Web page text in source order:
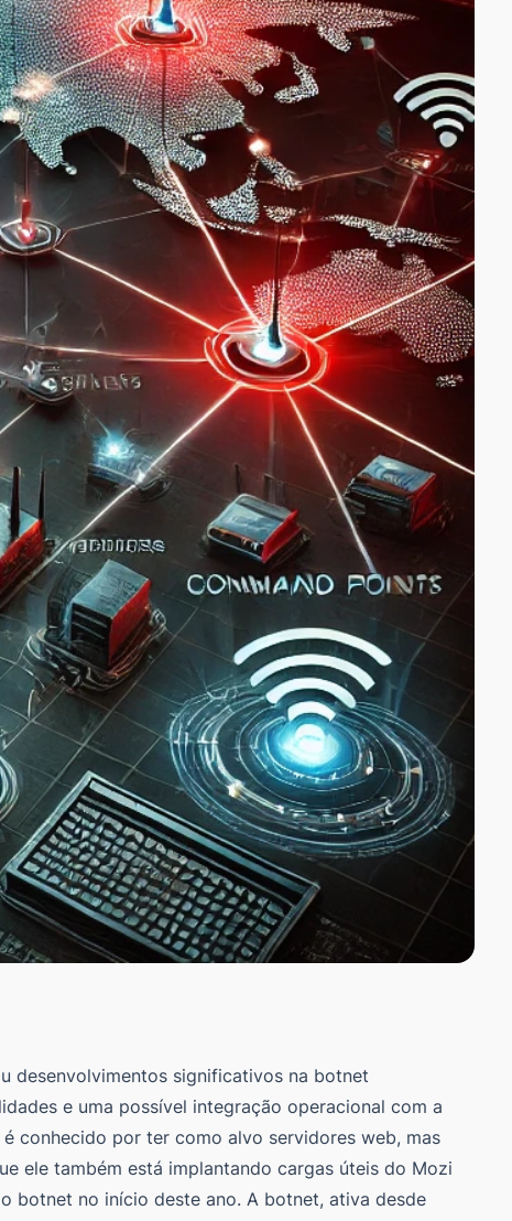
desenvolvimentos significativos na botnet
e uma possível integração operacional com a
conhecido por ter como alvo servidores web, mas
ele também está implantando cargas úteis do Mozi
botnet no início deste ano. A botnet, ativa desde